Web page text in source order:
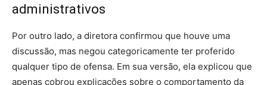
administrativos
Por outro lado, a diretora confirmou que houve uma
discussão, mas negou categoricamente ter proferido
qualquer tipo de ofensa. Em sua versão, ela explicou que
apenas cobrou explicações sobre o comportamento da